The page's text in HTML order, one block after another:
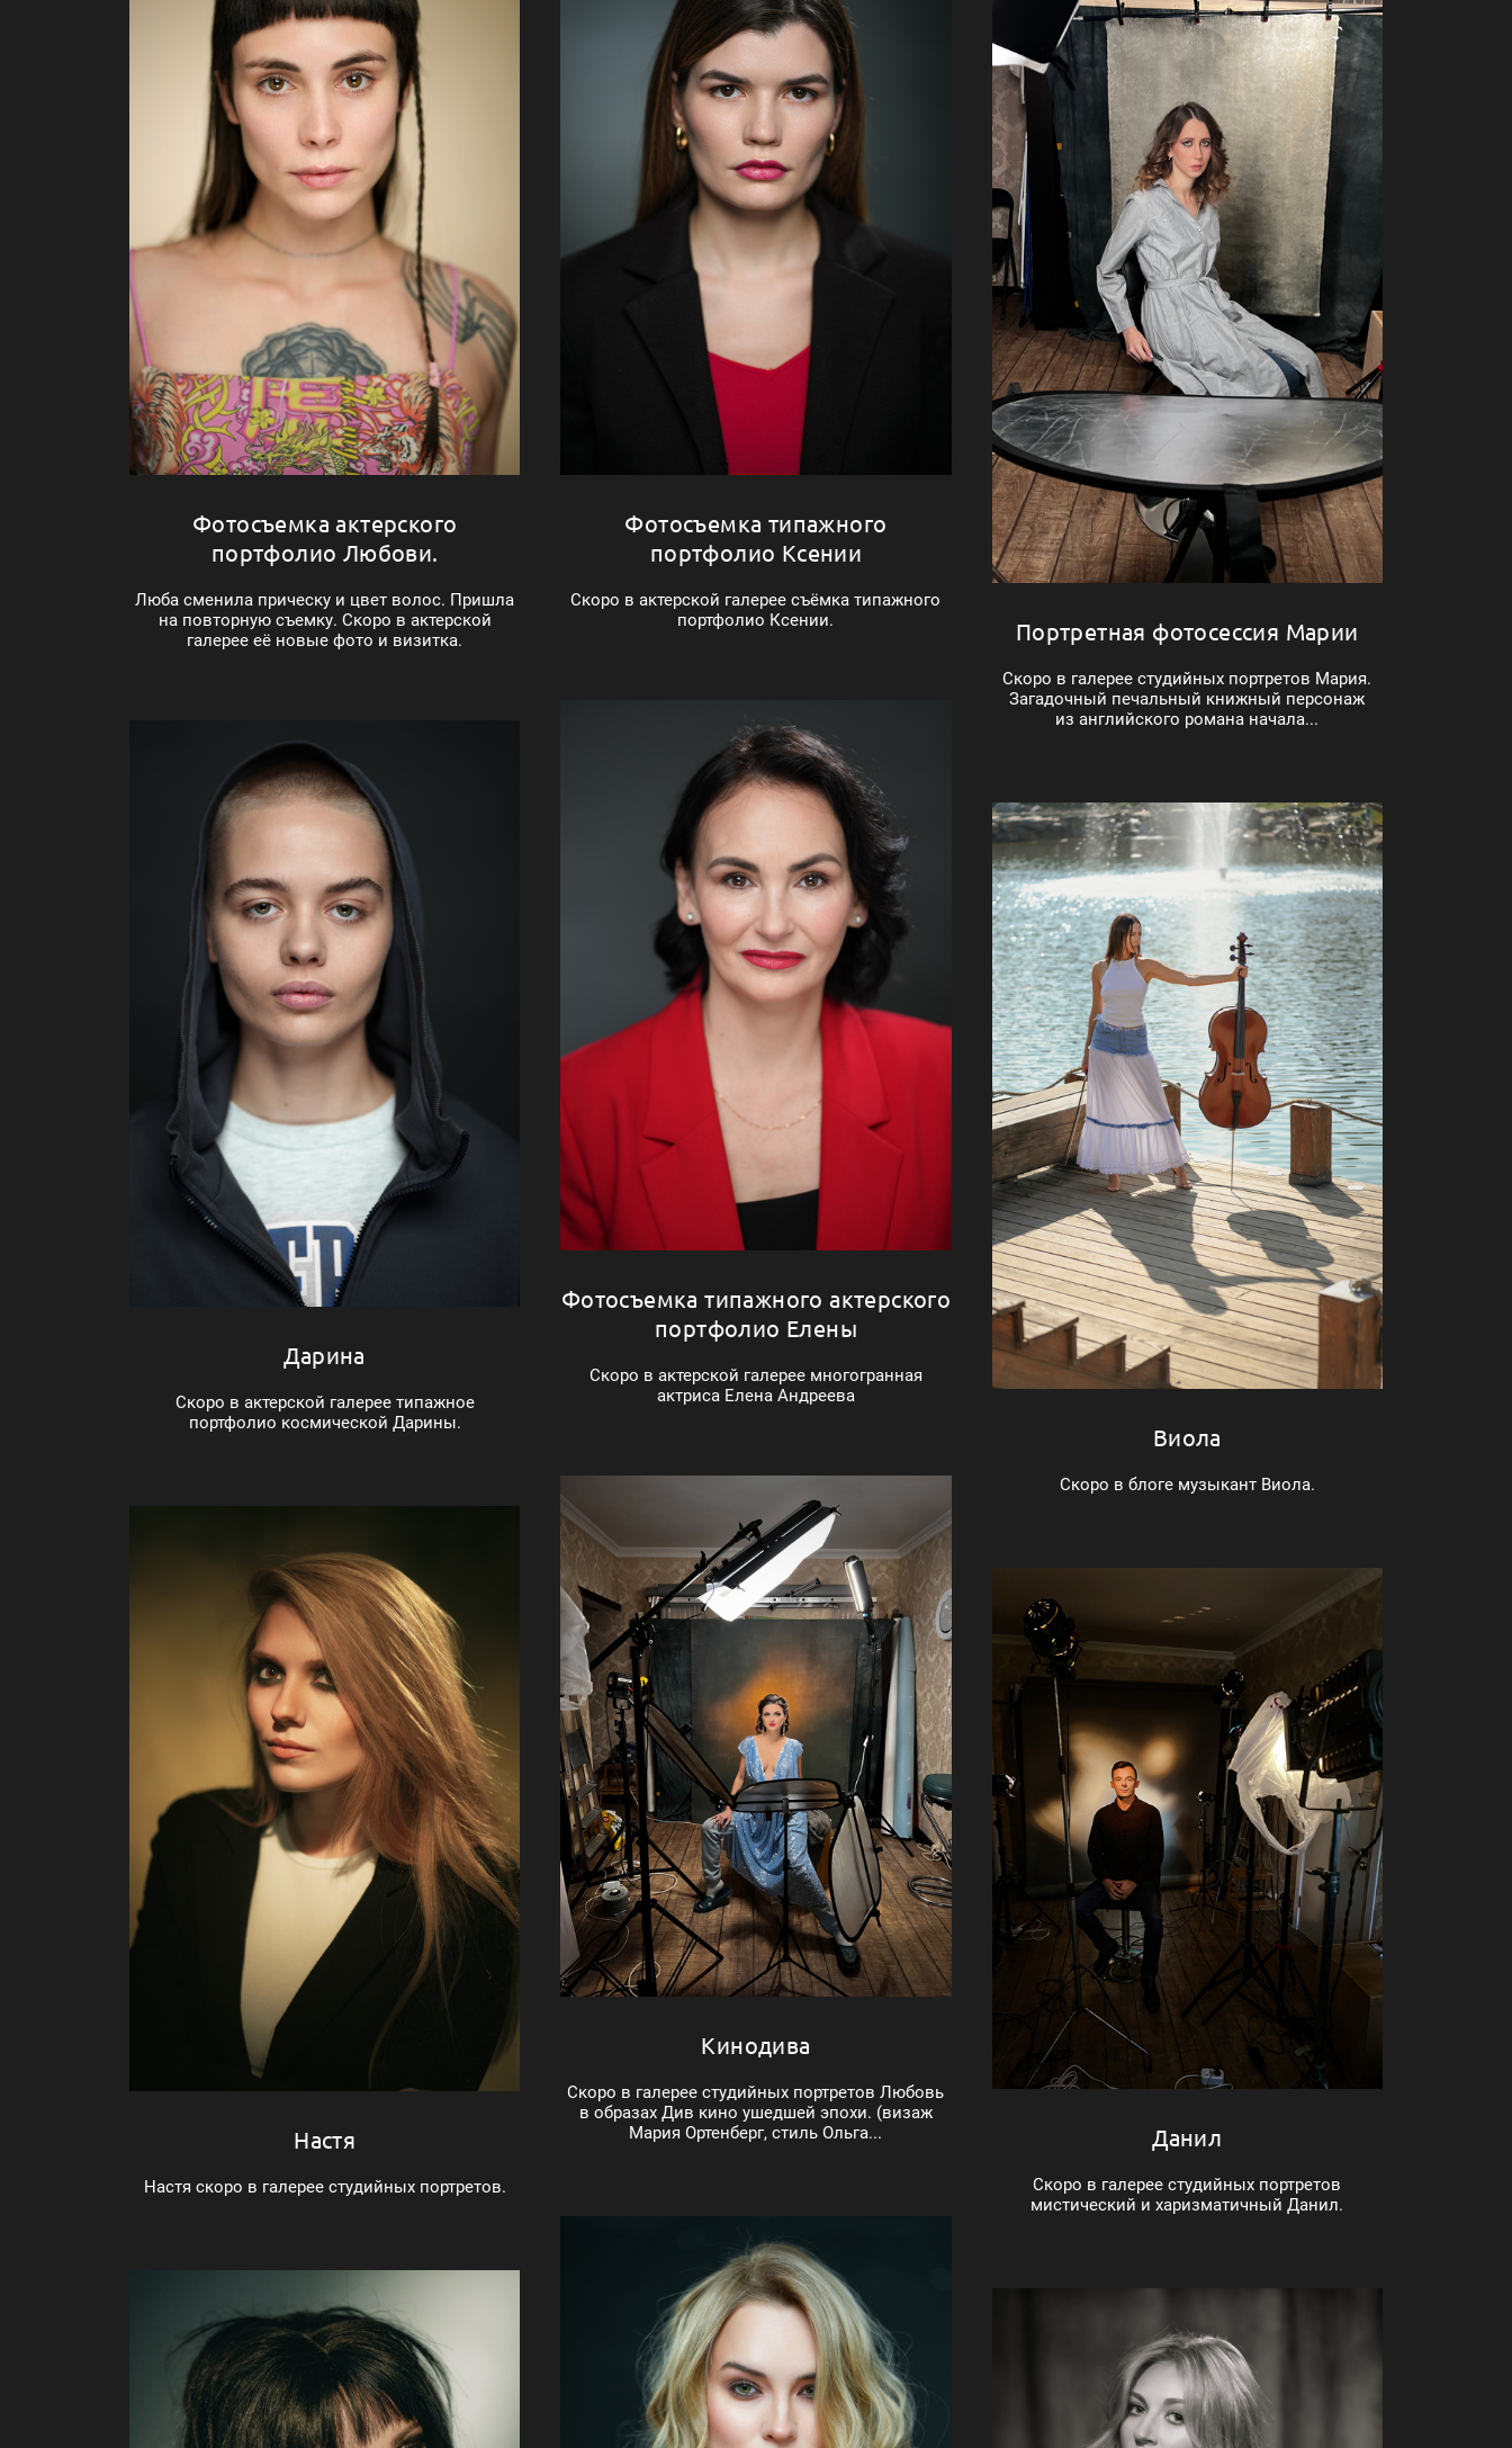
Фотосъемка актерского
портфолио Любови.
Люба сменила прическу и цвет волос. Пришла
на повторную съемку. Скоро в актерской
галерее её новые фото и визитка.
Фотосъемка типажного
портфолио Ксении
Скоро в актерской галерее съёмка типажного
портфолио Ксении.
Портретная фотосессия Марии
Скоро в галерее студийных портретов Мария.
Загадочный печальный книжный персонаж
из английского романа начала...
Фотосъемка типажного актерского
портфолио Елены
Скоро в актерской галерее многогранная
актриса Елена Андреева
Дарина
Скоро в актерской галерее типажное
портфолио космической Дарины.
Виола
Скоро в блоге музыкант Виола.
Кинодива
Скоро в галерее студийных портретов Любовь
в образах Див кино ушедшей эпохи. (визаж
Мария Ортенберг, стиль Ольга...
Настя
Настя скоро в галерее студийных портретов.
Данил
Скоро в галерее студийных портретов
мистический и харизматичный Данил.